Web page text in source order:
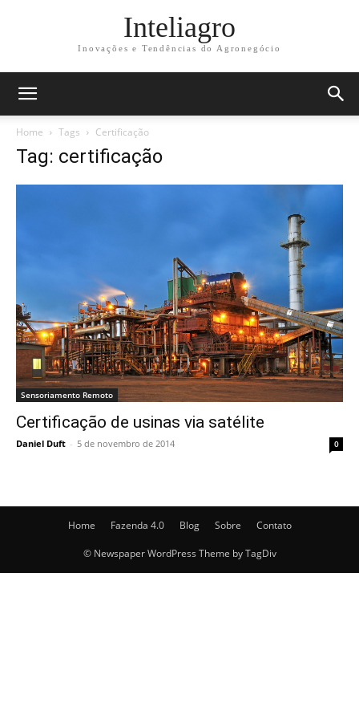
Inteliagro
Inovações e Tendências do Agronegócio
Home Tags Certificação
Tag: certificação
Sensoriamento Remoto
Certificação de usinas via satélite
Daniel Duft - 5 de novembro de 2014 0
Home Fazenda 4.0 Blog Sobre Contato
© Newspaper WordPress Theme by TagDiv